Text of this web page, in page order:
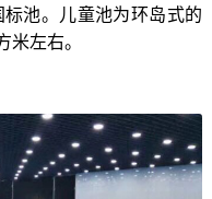
标池。儿童池为环岛式的
米左右。